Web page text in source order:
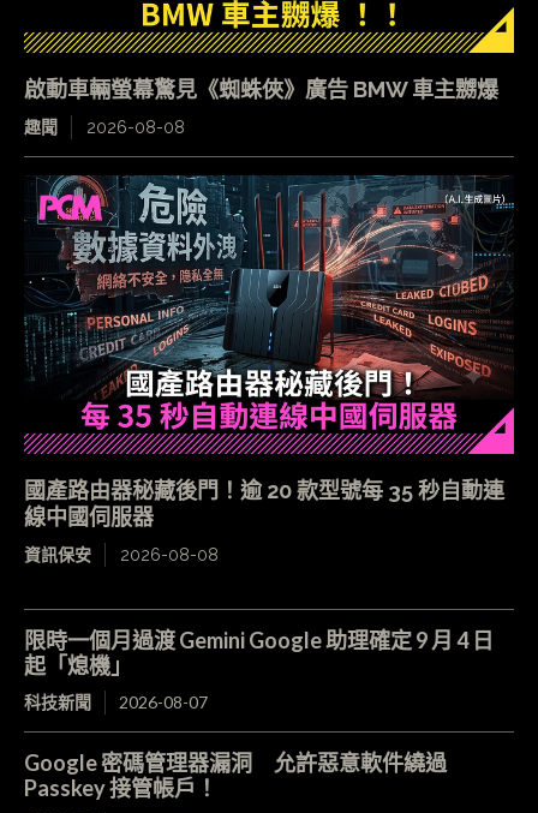
啟動車輛螢幕驚見《蜘蛛俠》廣告 BMW 車主嬲爆
趣聞 2026-08-08
國產路由器秘藏後門！逾 20 款型號每 35 秒自動連
線中國伺服器
資訊保安 2026-08-08
限時一個月過渡 Gemini Google 助理確定 9 月 4 日
起「熄機」
科技新聞 2026-08-07
Google 密碼管理器漏洞 允許惡意軟件繞過
Passkey 接管帳戶！